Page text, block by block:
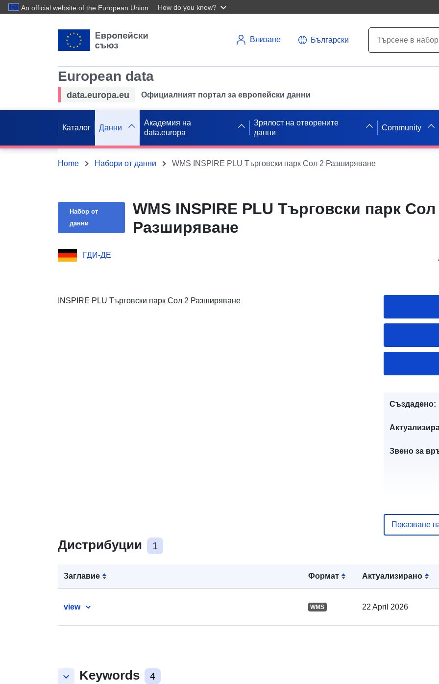
An official website of the European Union How do you know?
Влизане Български
European data
data.europa.eu Официалният портал за европейски данни
Каталог Данни
Академия на
data.europa
Зрялост на отворените
данни
Community
Home Набори от данни WMS INSPIRE PLU Търговски парк Сол 2 Разширяване
Набор от
данни
WMS INSPIRE PLU Търговски парк Сол
Разширяване
ГДИ-ДЕ
INSPIRE PLU Търговски парк Сол 2 Разширяване
Дистрибуции 1
Заглавие Формат Актуализирано
view WMS 22 April 2026
keyboard_arrow_down Keywords 4
Създадено:
Звено за
:
Показване